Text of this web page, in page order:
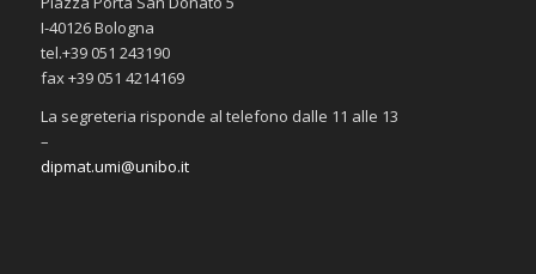
I-40126 Bologna
tel.+39 051 243190
fax +39 051 4214169
La segreteria risponde al telefono dalle 11 alle 13
–
dipmat.umi@unibo.it